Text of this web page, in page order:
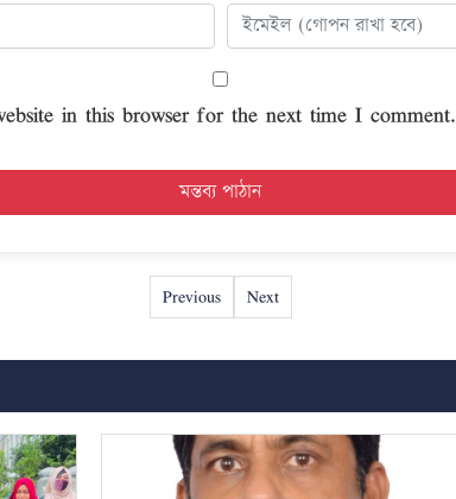
in this browser for the next time I comment.
Previous Next